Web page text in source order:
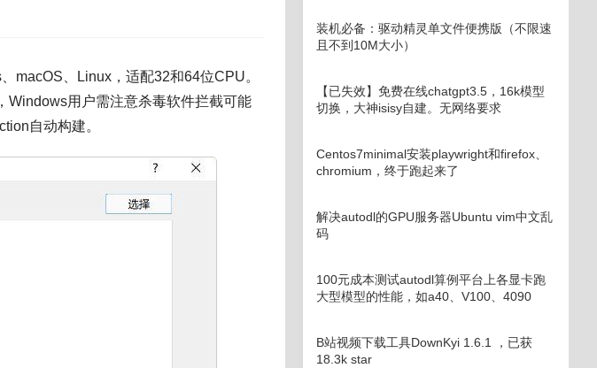
macOS、Linux，适配32和64位CPU。
Windows用户需注意杀毒软件拦截可能
自动构建。
装机必备：驱动精灵单文件便携版（不限速
且不到10M大小）
【已失效】免费在线chatgpt3.5，16k模型
切换，大神isisy自建。无网络要求
Centos7minimal安装playwright和firefox、
chromium，终于跑起来了
解决autodl的GPU服务器Ubuntu vim中文乱
码
100元成本测试autodl算例平台上各显卡跑
大型模型的性能，如a40、V100、4090
B站视频下载工具DownKyi 1.6.1 ，已获
18.3k star